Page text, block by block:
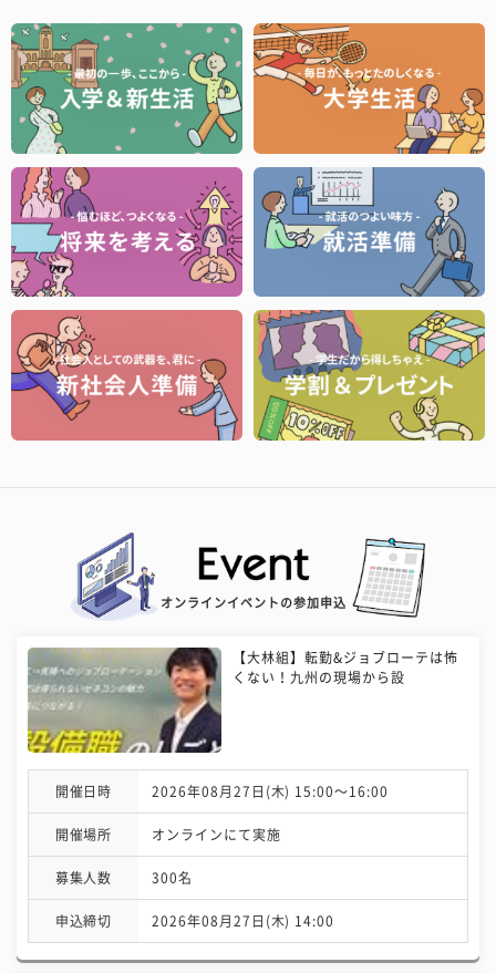
オンラインイベントの参加申込
【大林組】転勤&ジョブローテは怖
くない！九州の現場から設
開催日時 2026年08月27日(木) 15:00〜16:00
開催場所 オンラインにて実施
募集人数 300名
申込締切 2026年08月27日(木) 14:00